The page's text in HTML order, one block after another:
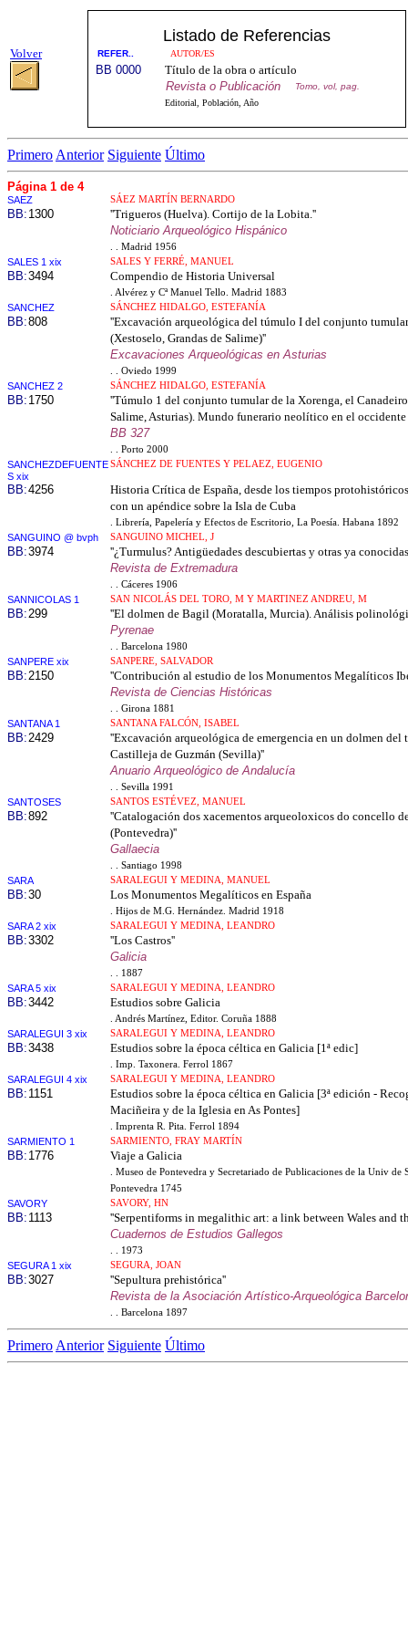
Volver
Listado de Referencias
REFER.. AUTOR/ES
BB 0000
Título de la obra o artículo
Revista o Publicación
Tomo, vol, pag.
Editorial, Población, Año
Primero Anterior Siguiente Último
Página 1 de 4
SAEZ SÁEZ MARTÍN BERNARDO
BB: 1300
''Trigueros (Huelva). Cortijo de la Lobita.''
Noticiario Arqueológico Hispánico
. . Madrid 1956
SALES 1 xix SALES Y FERRÉ, MANUEL
BB:3494 Compendio de Historia Universal
. Alvérez y Cª Manuel Tello. Madrid 1883
SANCHEZ SÁNCHEZ HIDALGO, ESTEFANÍA
BB:808
''Excavación arqueológica del túmulo I del conjunto
(Xestoselo, Grandas de Salime)''
Excavaciones Arqueológicas en Asturias
. . Oviedo 1999
SANCHEZ 2 SÁNCHEZ HIDALGO, ESTEFANÍA
BB: 1750
''Túmulo 1 del conjunto tumular de la Xorenga, el
Salime, Asturias). Mundo funerario neolítico en el occidente
BB 327
. . Porto 2000
SANCHEZDEFUENTESÁNCHEZ DE FUENTES Y PELAEZ, EUGENIO
S xix
BB:4256
Historia Crítica de España, desde los tiempos
con un apéndice sobre la Isla de Cuba
. Librería, Papelería y Efectos de Escritorio, La Poesía. Habana 1892
SANGUINO @ bvph SANGUINO MICHEL, J
BB:3974
''¿Turmulus? Antigüedades descubiertas y otras ya
Revista de Extremadura
. . Cáceres 1906
SANNICOLAS 1 SAN NICOLÁS DEL TORO, M Y MARTINEZ ANDREU, M
BB:299
''El dolmen de Bagil (Moratalla, Murcia). Análisis
Pyrenae
. . Barcelona 1980
SANPERE xix SANPERE, SALVADOR
BB:2150
''Contribución al estudio de los Monumentos Megalíticos
Revista de Ciencias Históricas
. . Girona 1881
SANTANA 1 SANTANA FALCÓN, ISABEL
BB:2429
''Excavación arqueológica de emergencia en un dolmen
Castilleja de Guzmán (Sevilla)''
Anuario Arqueológico de Andalucía
. . Sevilla 1991
SANTOSES SANTOS ESTÉVEZ, MANUEL
BB:892
''Catalogación dos xacementos arqueoloxicos do concello
(Pontevedra)''
Gallaecia
. . Santiago 1998
SARA SARALEGUI Y MEDINA, MANUEL
BB:30 Los Monumentos Megalíticos en España
. Hijos de M.G. Hernández. Madrid 1918
SARA 2 xix SARALEGUI Y MEDINA, LEANDRO
BB:3302
''Los Castros''
Galicia
. . 1887
SARA 5 xix SARALEGUI Y MEDINA, LEANDRO
BB:3442 Estudios sobre Galicia
. Andrés Martínez, Editor. Coruña 1888
SARALEGUI 3 xix SARALEGUI Y MEDINA, LEANDRO
BB:3438 Estudios sobre la época céltica en Galicia [1ª edic]
. Imp. Taxonera. Ferrol 1867
SARALEGUI 4 xix SARALEGUI Y MEDINA, LEANDRO
BB: 1151
Estudios sobre la época céltica en Galicia [3ª edición -
Maciñeira y de la Iglesia en As Pontes]
. Imprenta R. Pita. Ferrol 1894
SARMIENTO 1 SARMIENTO, FRAY MARTÍN
BB: 1776 Viaje a Galicia
. Museo de Pontevedra y Secretariado de Publicaciones de la Univ de
Pontevedra 1745
SAVORY SAVORY, HN
BB: 1113
''Serpentiforms in megalithic art: a link between Wales and
Cuadernos de Estudios Gallegos
. . 1973
SEGURA 1 xix SEGURA, JOAN
BB:3027
''Sepultura prehistórica''
Revista de la Asociación Artístico-Arqueológica
. . Barcelona 1897
Primero Anterior Siguiente Último